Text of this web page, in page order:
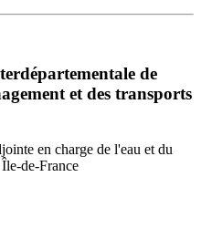
de
et des transports
en charge de l'eau et du
de-France